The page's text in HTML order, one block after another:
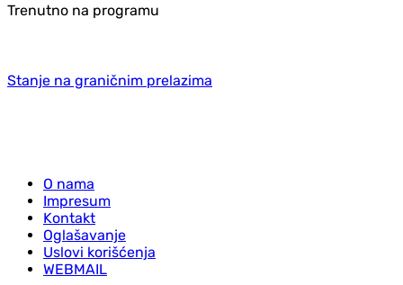
Trenutno na programu
Stanje na graničnim prelazima
O nama
Impresum
Kontakt
Oglašavanje
Uslovi korišćenja
WEBMAIL